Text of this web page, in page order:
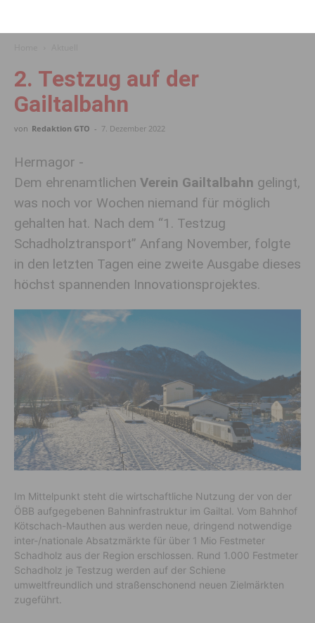
2. Testzug auf der
Gailtalbahn
von Redaktion GTO - 7. Dezember 2022
Hermagor -
Dem ehrenamtlichen Verein Gailtalbahn gelingt,
was noch vor Wochen niemand für möglich
gehalten hat. Nach dem “1. Testzug
Schadholztransport” Anfang November, folgte
in den letzten Tagen eine zweite Ausgabe dieses
höchst spannenden Innovationsprojektes.
Im Mittelpunkt steht die wirtschaftliche Nutzung der von der
ÖBB aufgegebenen Bahninfrastruktur im Gailtal. Vom Bahnhof
Kötschach-Mauthen aus werden neue, dringend notwendige
inter-/nationale Absatzmärkte für über 1 Mio Festmeter
Schadholz aus der Region erschlossen. Rund 1.000 Festmeter
Schadholz je Testzug werden auf der Schiene
umweltfreundlich und straßenschonend neuen Zielmärkten
zugeführt.